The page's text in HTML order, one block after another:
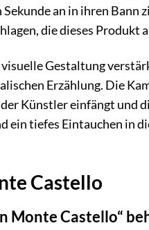
an in ihren Bann
die dieses Produkt
Gestaltung
Erzählung. Die
Künstler einfängt und
tiefes Eintauchen in
Castello
Monte Castello“